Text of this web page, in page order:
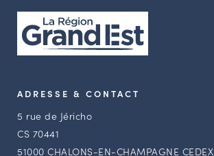
ADRESSE & CONTACT
5 rue de Jéricho
CS 70441
51000 CHALONS-EN-CHAMPAGNE CEDEX